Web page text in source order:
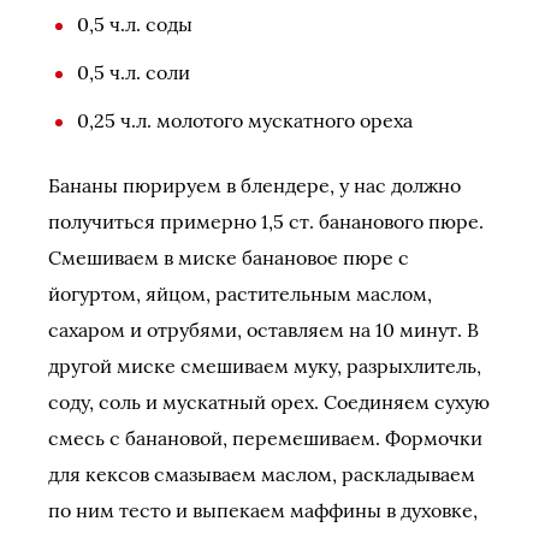
0,5 ч.л. соды
0,5 ч.л. соли
0,25 ч.л. молотого мускатного ореха
Бананы пюрируем в блендере, у нас должно
получиться примерно 1,5 ст. бананового пюре.
Смешиваем в миске банановое пюре с
йогуртом, яйцом, растительным маслом,
сахаром и отрубями, оставляем на 10 минут. В
другой миске смешиваем муку, разрыхлитель,
соду, соль и мускатный орех. Соединяем сухую
смесь с банановой, перемешиваем. Формочки
для кексов смазываем маслом, раскладываем
по ним тесто и выпекаем маффины в духовке,